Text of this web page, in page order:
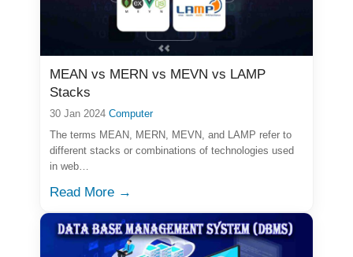
MEAN vs MERN vs MEVN vs LAMP
Stacks
30 Jan 2024 Computer
The terms MEAN, MERN, MEVN, and LAMP refer to
different stacks or combinations of technologies used
in web…
Read More →